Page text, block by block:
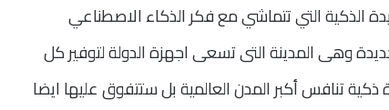
الذكية التي تتماشي مع فكر الذكاء الاصطناعي
وهى المدينة التى تسعى اجهزة الدولة لتوفير كل
ذكية تنافس أكبر المدن العالمية بل ستتفوق عليها ايضا